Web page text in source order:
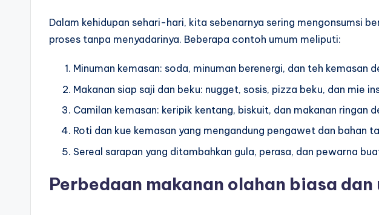
Dalam kehidupan sehari-hari, kita sebenarnya sering mengonsumsi
proses tanpa menyadarinya. Beberapa contoh umum meliputi:
Minuman kemasan: soda, minuman berenergi, dan teh kemasan
Makanan siap saji dan beku: nugget, sosis, pizza beku, dan mie
Camilan kemasan: keripik kentang, biskuit, dan makanan ringan
Roti dan kue kemasan yang mengandung pengawet dan bahan
Sereal sarapan yang ditambahkan gula, perasa, dan pewarna
Perbedaan makanan olahan biasa